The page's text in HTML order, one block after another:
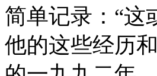
简单记录：“这
他的这些经历